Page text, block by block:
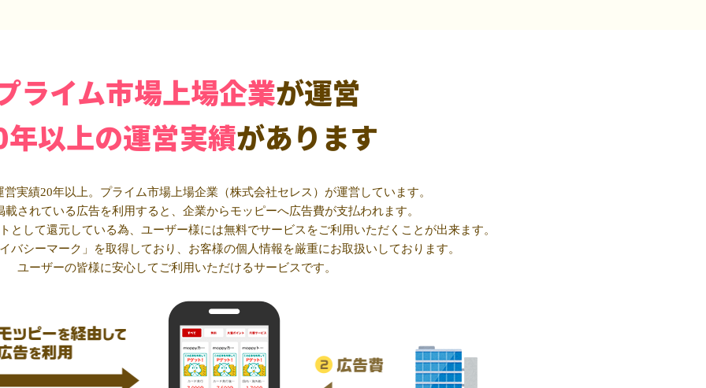
ライム市場上場企業が運営
以上の運営実績があります
実績20年以上。プライム市場上場企業（株式会社セレス）が運営しています。
載されている広告を利用すると、企業からモッピーへ広告費が支払われます。
として還元している為、ユーザー様には無料でサービスをご利用いただくことが出来ます。
バシーマーク」を取得しており、お客様の個人情報を厳重にお取扱いしております。
ユーザーの皆様に安心してご利用いただけるサービスです。